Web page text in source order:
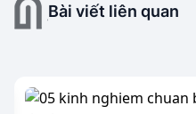
Bài viết liên quan